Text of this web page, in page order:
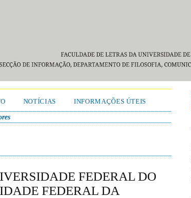
NOTÍCIAS INFORMAÇÕES ÚTEIS
FEDERAL DO
FEDERAL DA